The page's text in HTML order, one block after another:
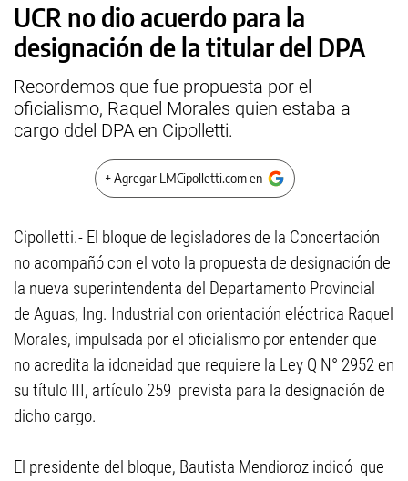
UCR no dio acuerdo para la
designación de la titular del DPA
Recordemos que fue propuesta por el
oficialismo, Raquel Morales quien estaba a
cargo ddel DPA en Cipolletti.
+ Agregar LMCipolletti.com en
Cipolletti.- El bloque de legisladores de la Concertación
no acompañó con el voto la propuesta de designación de
la nueva superintendenta del Departamento Provincial
de Aguas, Ing. Industrial con orientación eléctrica Raquel
Morales, impulsada por el oficialismo por entender que
no acredita la idoneidad que requiere la Ley Q N° 2952 en
su título III, artículo 259 prevista para la designación de
dicho cargo.
El presidente del bloque, Bautista Mendioroz indicó que